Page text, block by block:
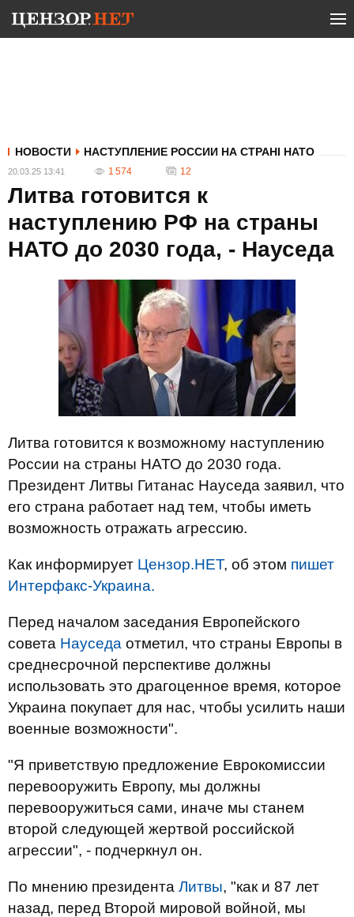
НОВОСТИ НАСТУПЛЕНИЕ РОССИИ НА СТРАНІ НАТО
20.03.25 13:41 1 574 12
Литва готовится к
наступлению РФ на страны
НАТО до 2030 года, - Науседа
Литва готовится к возможному наступлению
России на страны НАТО до 2030 года.
Президент Литвы Гитанас Науседа заявил, что
его страна работает над тем, чтобы иметь
возможность отражать агрессию.
Как информирует Цензор.НЕТ, об этом пишет
Интерфакс-Украина.
Перед началом заседания Европейского
совета Науседа отметил, что страны Европы в
среднесрочной перспективе должны
использовать это драгоценное время, которое
Украина покупает для нас, чтобы усилить наши
военные возможности".
"Я приветствую предложение Еврокомиссии
перевооружить Европу, мы должны
перевооружиться сами, иначе мы станем
второй следующей жертвой российской
агрессии", - подчеркнул он.
По мнению президента Литвы, "как и 87 лет
назад, перед Второй мировой войной, мы